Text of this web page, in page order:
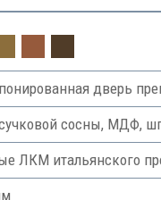
дверь
сосны, МДФ,
ЛКМ итальянского